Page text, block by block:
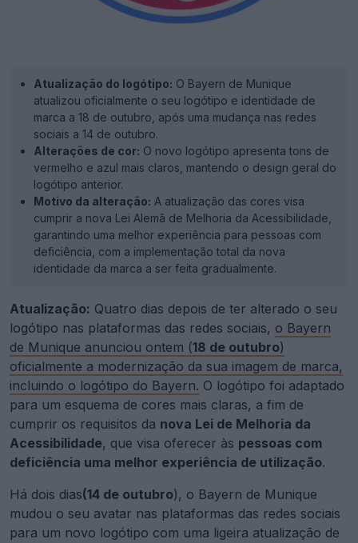
Atualização do logótipo: O Bayern de Munique
atualizou oficialmente o seu logótipo e identidade de
marca a 18 de outubro, após uma mudança nas redes
sociais a 14 de outubro.
Alterações de cor: O novo logótipo apresenta tons de
vermelho e azul mais claros, mantendo o design geral do
logótipo anterior.
Motivo da alteração: A atualização das cores visa
cumprir a nova Lei Alemã de Melhoria da Acessibilidade,
garantindo uma melhor experiência para pessoas com
deficiência, com a implementação total da nova
identidade da marca a ser feita gradualmente.
Atualização: Quatro dias depois de ter alterado o seu
logótipo nas plataformas das redes sociais, o Bayern
de Munique anunciou ontem (18 de outubro)
oficialmente a modernização da sua imagem de marca,
incluindo o logótipo do Bayern. O logótipo foi adaptado
para um esquema de cores mais claras, a fim de
cumprir os requisitos da nova Lei de Melhoria da
Acessibilidade, que visa oferecer às pessoas com
deficiência uma melhor experiência de utilização.
Há dois dias(14 de outubro), o Bayern de Munique
mudou o seu avatar nas plataformas das redes sociais
para um novo logótipo com uma ligeira atualização de